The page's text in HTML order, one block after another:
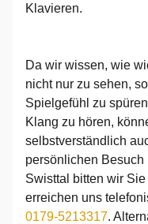
Klavieren.
Da wir wissen, wie
nicht nur zu sehen,
Spielgefühl zu
Klang zu hören,
selbstverständlich
persönlichen Besuch
Swisttal bitten wir
erreichen uns
0179-5213317.